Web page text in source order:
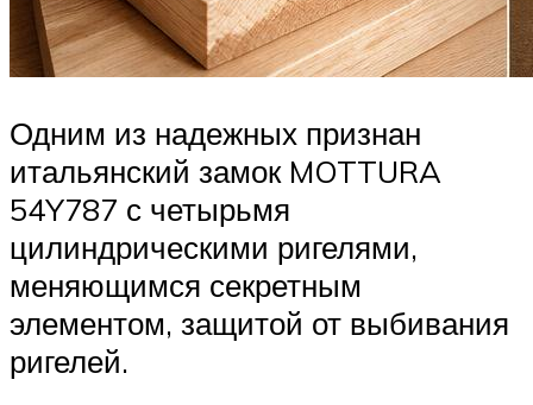
Одним из надежных признан
итальянский замок MOTTURA
54Y787 с четырьмя
цилиндрическими ригелями,
меняющимся секретным
элементом, защитой от выбивания
ригелей.